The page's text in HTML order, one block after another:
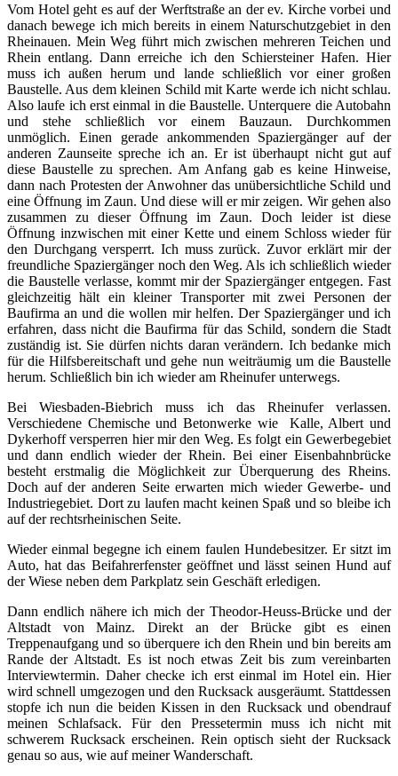
Vom Hotel geht es auf der Werftstraße an der ev. Kirche vorbei und
danach bewege ich mich bereits in einem Naturschutzgebiet in den
Rheinauen. Mein Weg führt mich zwischen mehreren Teichen und
Rhein entlang. Dann erreiche ich den Schiersteiner Hafen. Hier
muss ich außen herum und lande schließlich vor einer großen
Baustelle. Aus dem kleinen Schild mit Karte werde ich nicht schlau.
Also laufe ich erst einmal in die Baustelle. Unterquere die Autobahn
und stehe schließlich vor einem Bauzaun. Durchkommen
unmöglich. Einen gerade ankommenden Spaziergänger auf der
anderen Zaunseite spreche ich an. Er ist überhaupt nicht gut auf
diese Baustelle zu sprechen. Am Anfang gab es keine Hinweise,
dann nach Protesten der Anwohner das unübersichtliche Schild und
eine Öffnung im Zaun. Und diese will er mir zeigen. Wir gehen also
zusammen zu dieser Öffnung im Zaun. Doch leider ist diese
Öffnung inzwischen mit einer Kette und einem Schloss wieder für
den Durchgang versperrt. Ich muss zurück. Zuvor erklärt mir der
freundliche Spaziergänger noch den Weg. Als ich schließlich wieder
die Baustelle verlasse, kommt mir der Spaziergänger entgegen. Fast
gleichzeitig hält ein kleiner Transporter mit zwei Personen der
Baufirma an und die wollen mir helfen. Der Spaziergänger und ich
erfahren, dass nicht die Baufirma für das Schild, sondern die Stadt
zuständig ist. Sie dürfen nichts daran verändern. Ich bedanke mich
für die Hilfsbereitschaft und gehe nun weiträumig um die Baustelle
herum. Schließlich bin ich wieder am Rheinufer unterwegs.
Bei Wiesbaden-Biebrich muss ich das Rheinufer verlassen.
Verschiedene Chemische und Betonwerke wie Kalle, Albert und
Dykerhoff versperren hier mir den Weg. Es folgt ein Gewerbegebiet
und dann endlich wieder der Rhein. Bei einer Eisenbahnbrücke
besteht erstmalig die Möglichkeit zur Überquerung des Rheins.
Doch auf der anderen Seite erwarten mich wieder Gewerbe- und
Industriegebiet. Dort zu laufen macht keinen Spaß und so bleibe ich
auf der rechtsrheinischen Seite.
Wieder einmal begegne ich einem faulen Hundebesitzer. Er sitzt im
Auto, hat das Beifahrerfenster geöffnet und lässt seinen Hund auf
der Wiese neben dem Parkplatz sein Geschäft erledigen.
Dann endlich nähere ich mich der Theodor-Heuss-Brücke und der
Altstadt von Mainz. Direkt an der Brücke gibt es einen
Treppenaufgang und so überquere ich den Rhein und bin bereits am
Rande der Altstadt. Es ist noch etwas Zeit bis zum vereinbarten
Interviewtermin. Daher checke ich erst einmal im Hotel ein. Hier
wird schnell umgezogen und den Rucksack ausgeräumt. Stattdessen
stopfe ich nun die beiden Kissen in den Rucksack und obendrauf
meinen Schlafsack. Für den Pressetermin muss ich nicht mit
schwerem Rucksack erscheinen. Rein optisch sieht der Rucksack
genau so aus, wie auf meiner Wanderschaft.